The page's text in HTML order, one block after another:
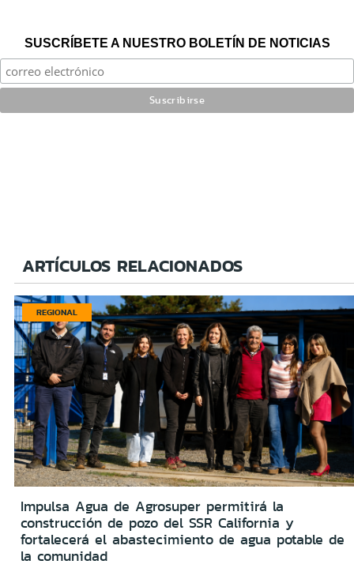
SUSCRÍBETE A NUESTRO BOLETÍN DE NOTICIAS
ARTÍCULOS RELACIONADOS
REGIONAL
Impulsa Agua de Agrosuper permitirá la
construcción de pozo del SSR California y
fortalecerá el abastecimiento de agua potable de
la comunidad